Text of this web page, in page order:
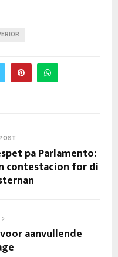
pa Parlamento:
contestacion for di
aanvullende